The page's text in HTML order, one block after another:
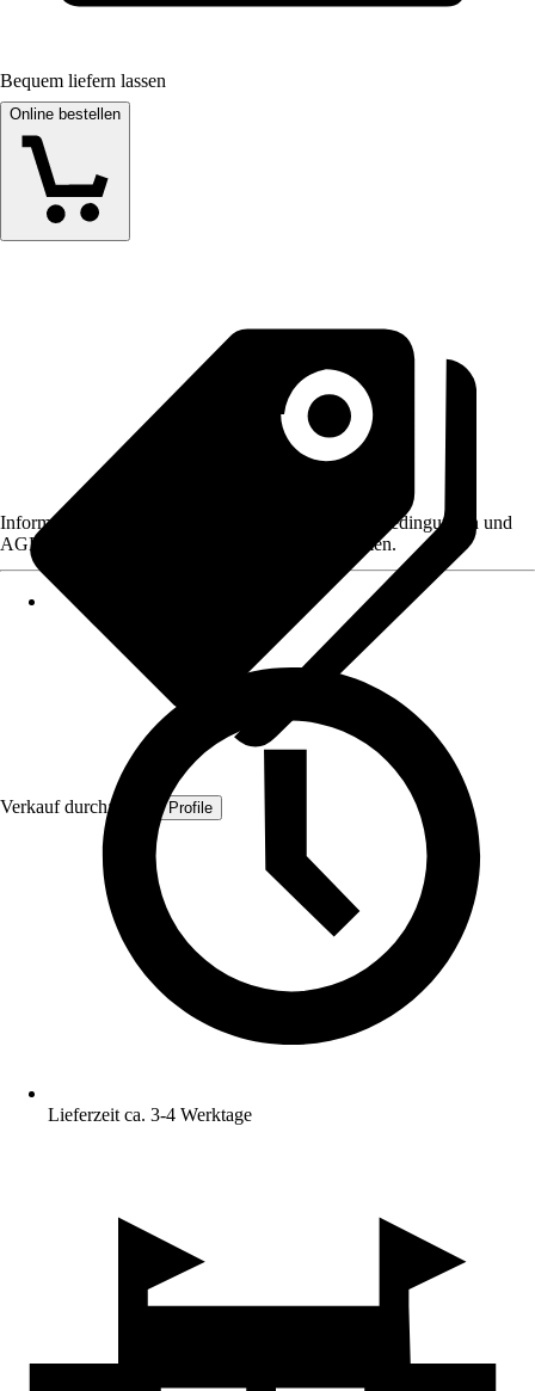
Bequem liefern lassen
Online bestellen
Verkauf durch: Quest Profile
Informationen des Verkäufers, wie z. B. Rückgabebedingungen und
AGB, finden Sie bei Klick auf den Verkäufernamen.
Lieferzeit ca. 3-4 Werktage